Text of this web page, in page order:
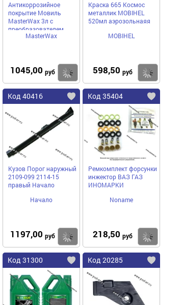
Антикоррозийное
покрытие Мовиль
MasterWax 3л с
преобразователем
ржавчиныMasterWax
1045,00 руб Купить
Краска 665 Космос
металлик MOBIHEL
520мл аэрозольнаяя
MOBIHEL
598,50 руб
Код 40416
Кузов Порог наружный
2109-099 2114-15
правый Начало
Начало
1197,00 руб Купить
Код 35404
Ремкомплект форсунки
инжектор ВАЗ ГАЗ
ИНОМАРКИ
Noname
218,50 руб
Код 31300 Код 20285